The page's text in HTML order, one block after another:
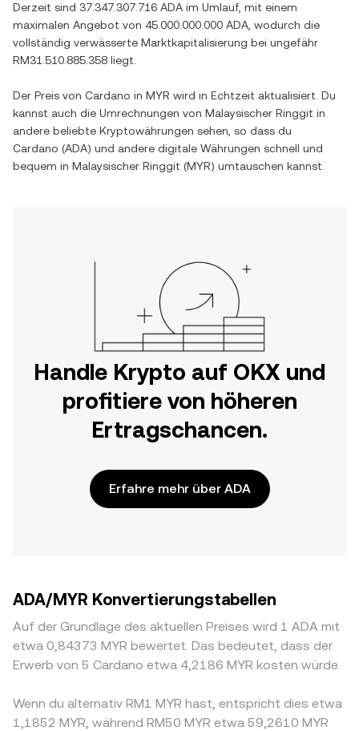
Derzeit sind 37.347.307.716 ADA im Umlauf, mit einem
maximalen Angebot von 45.000.000.000 ADA , wodurch die
vollständig verwässerte Marktkapitalisierung bei ungefähr
RM31.510.885.358 liegt.
Der Preis von Cardano in MYR wird in Echtzeit aktualisiert. Du
kannst auch die Umrechnungen von Malaysischer Ringgit in
andere beliebte Kryptowährungen sehen, so dass du
Cardano (ADA) und andere digitale Währungen schnell und
bequem in Malaysischer Ringgit (MYR) umtauschen kannst.
Handle Krypto auf OKX und
profitiere von höheren
Ertragschancen.
Erfahre mehr über ADA
ADA/MYR Konvertierungstabellen
Auf der Grundlage des aktuellen Preises wird 1 ADA mit
etwa 0,84373 MYR bewertet. Das bedeutet, dass der
Erwerb von 5 Cardano etwa 4,2186 MYR kosten würde.
Wenn du alternativ RM1 MYR hast, entspricht dies etwa
1,1852 MYR, während RM50 MYR etwa 59,2610 MYR